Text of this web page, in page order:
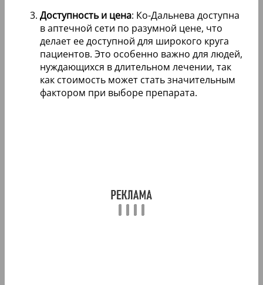
Доступность и цена: Ко-Дальнева доступна
в аптечной сети по разумной цене, что
делает ее доступной для широкого круга
пациентов. Это особенно важно для людей,
нуждающихся в длительном лечении, так
как стоимость может стать значительным
фактором при выборе препарата.